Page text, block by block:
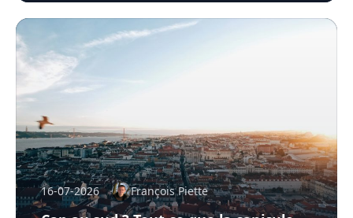
16-07-2026 François Piette